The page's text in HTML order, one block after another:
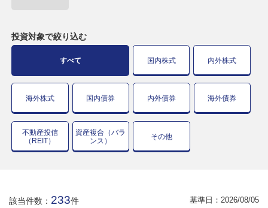
投資対象で絞り込む
すべて 国内株式 内外株式
海外株式 国内債券 内外債券 海外債券
不動産投信
（REIT）
資産複合（バラ
ンス）
その他
該当件数： 233件 基準日： 2026/08/05